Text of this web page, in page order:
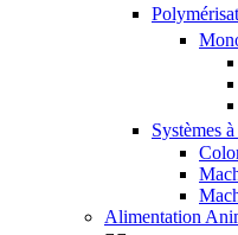
Systèmes
Alimentation